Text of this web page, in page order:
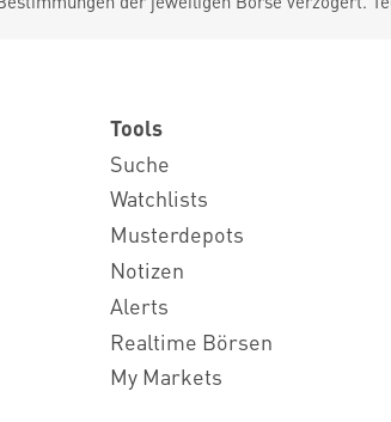
Tools
Suche
Watchlists
Musterdepots
Notizen
Alerts
Realtime Börsen
My Markets